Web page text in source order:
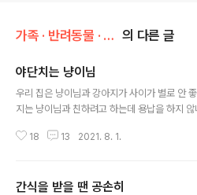
가족 · 반려동물 · 취향/강아지 이야기 의 다른 글
야단치는 냥이님
우리 집은 냥이님과 강아지가 사이가 별로 안
지는 냥이님과 친하려고 하는데 용납을 하지 않
그게 뭐냐고요? 자 아래 사진을 보시면 알 수가
지 말랬지. 이제부터 냥이님이 야단을 치기 시작
18 13 2021. 8. 1.
간식을 받을 땐 공손히